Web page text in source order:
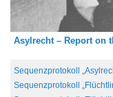
Asylrecht – Report on
Sequenzprotokoll
Sequenzprotokoll